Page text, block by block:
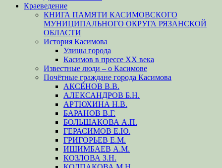
Краеведение
КНИГА ПАМЯТИ КАСИМОВСКОГО
МУНИЦИПАЛЬНОГО ОКРУГА РЯЗАНСКОЙ
ОБЛАСТИ
История Касимова
Улицы города
Касимов в прессе XX века
Известные люди – о Касимове
Почётные граждане города Касимова
АКСЁНОВ В.В.
АЛЕКСАНДРОВ Б.Н.
АРТЮХИНА Н.В.
БАРАНОВ В.Г.
БОЛЬШАКОВА А.П.
ГЕРАСИМОВ Е.Ю.
ГРИГОРЬЕВ Е.М.
ИШИМБАЕВ А.М.
КОЗЛОВА З.Н.